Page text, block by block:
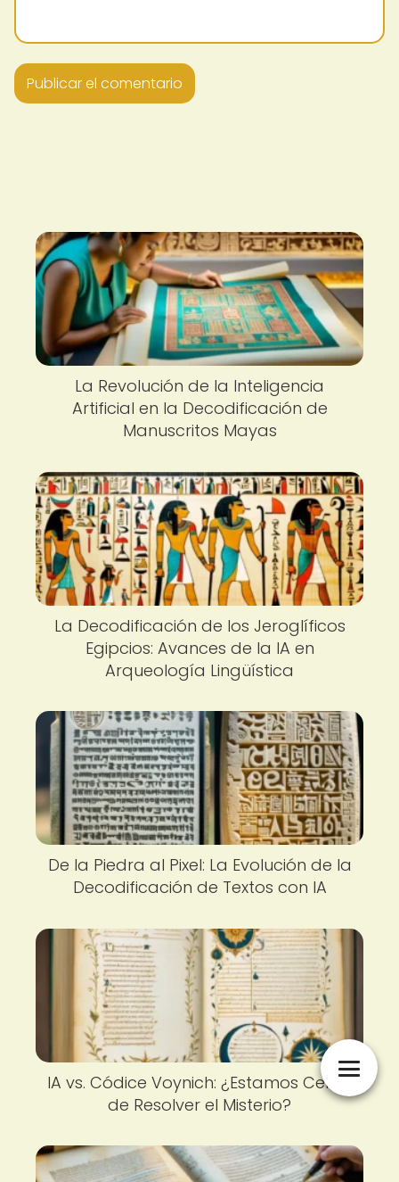
La Revolución de la Inteligencia
Artificial en la Decodificación de
Manuscritos Mayas
La Decodificación de los Jeroglíficos
Egipcios: Avances de la IA en
Arqueología Lingüística
De la Piedra al Pixel: La Evolución de la
Decodificación de Textos con IA
IA vs. Códice Voynich: ¿Estamos Cerca
de Resolver el Misterio?